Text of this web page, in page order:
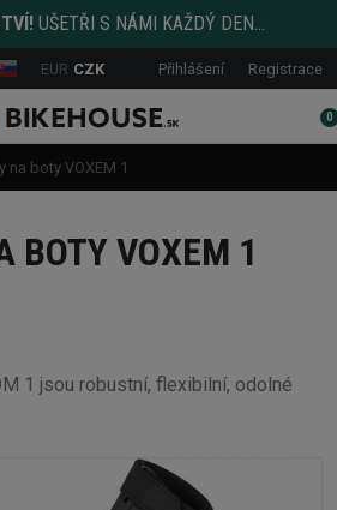
UŠETŘI S NÁMI KAŽDÝ DEN...
EUR CZK Přihlášení Registrace
0
na boty VOXEM 1
BOTY VOXEM 1
1 jsou robustní, flexibilní, odolné